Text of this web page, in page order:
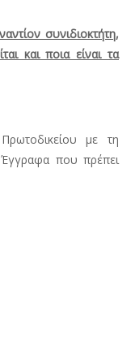
συνιδιοκτήτη,
και ποια είναι τα
με τη
που πρέπει